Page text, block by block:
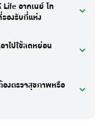
อาคเนย์ โท
รองรับกี่แห่ง
าไปใช้ลดหย่อน
งตรวจสุขภาพหรือ